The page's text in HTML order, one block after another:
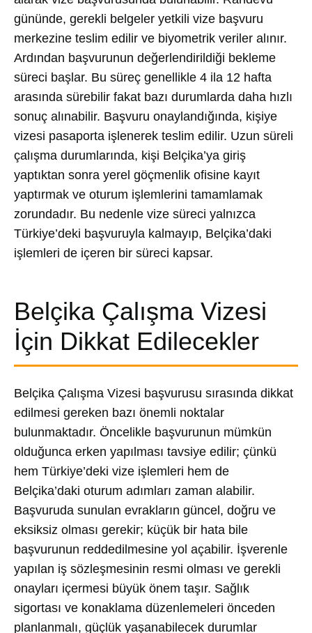
gününde, gerekli belgeler yetkili vize başvuru
merkezine teslim edilir ve biyometrik veriler alınır.
Ardından başvurunun değerlendirildiği bekleme
süreci başlar. Bu süreç genellikle 4 ila 12 hafta
arasında sürebilir fakat bazı durumlarda daha hızlı
sonuç alınabilir. Başvuru onaylandığında, kişiye
vizesi pasaporta işlenerek teslim edilir. Uzun süreli
çalışma durumlarında, kişi Belçika’ya giriş
yaptıktan sonra yerel göçmenlik ofisine kayıt
yaptırmak ve oturum işlemlerini tamamlamak
zorundadır. Bu nedenle vize süreci yalnızca
Türkiye’deki başvuruyla kalmayıp, Belçika’daki
işlemleri de içeren bir süreci kapsar.
Belçika Çalışma Vizesi
İçin Dikkat Edilecekler
Belçika Çalışma Vizesi başvurusu sırasında dikkat
edilmesi gereken bazı önemli noktalar
bulunmaktadır. Öncelikle başvurunun mümkün
olduğunca erken yapılması tavsiye edilir; çünkü
hem Türkiye’deki vize işlemleri hem de
Belçika’daki oturum adımları zaman alabilir.
Başvuruda sunulan evrakların güncel, doğru ve
eksiksiz olması gerekir; küçük bir hata bile
başvurunun reddedilmesine yol açabilir. İşverenle
yapılan iş sözleşmesinin resmi olması ve gerekli
onayları içermesi büyük önem taşır. Sağlık
sigortası ve konaklama düzenlemeleri önceden
planlanmalı, güçlük yaşanabilecek durumlar